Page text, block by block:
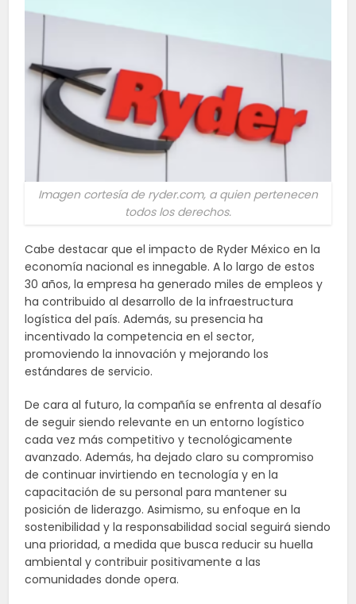
Imagen cortesía de ryder.com, a quien pertenecen
todos los derechos.
Cabe destacar que el impacto de Ryder México en la
economía nacional es innegable. A lo largo de estos
30 años, la empresa ha generado miles de empleos y
ha contribuido al desarrollo de la infraestructura
logística del país. Además, su presencia ha
incentivado la competencia en el sector,
promoviendo la innovación y mejorando los
estándares de servicio.
De cara al futuro, la compañía se enfrenta al desafío
de seguir siendo relevante en un entorno logístico
cada vez más competitivo y tecnológicamente
avanzado. Además, ha dejado claro su compromiso
de continuar invirtiendo en tecnología y en la
capacitación de su personal para mantener su
posición de liderazgo. Asimismo, su enfoque en la
sostenibilidad y la responsabilidad social seguirá siendo
una prioridad, a medida que busca reducir su huella
ambiental y contribuir positivamente a las
comunidades donde opera.